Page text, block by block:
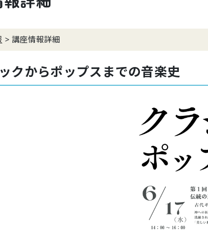
講座情報詳細
クからポップスまでの音楽史